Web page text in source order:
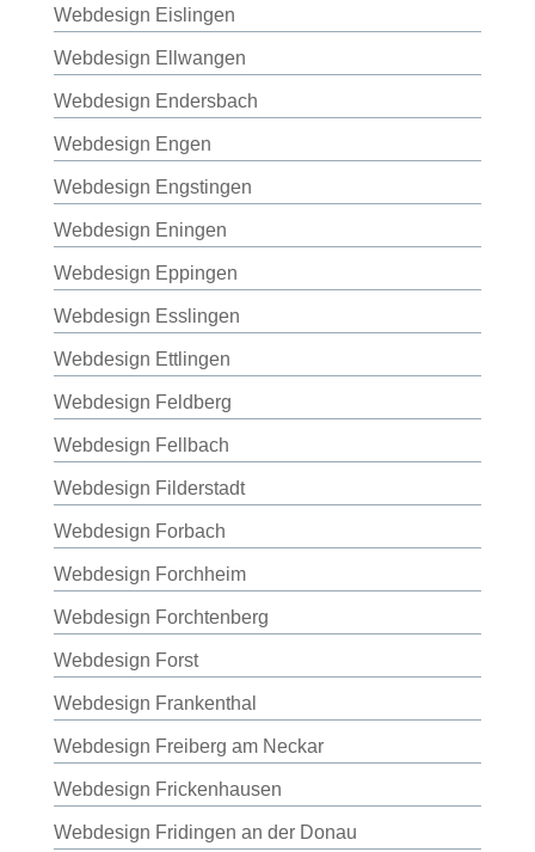
Webdesign Eislingen
Webdesign Ellwangen
Webdesign Endersbach
Webdesign Engen
Webdesign Engstingen
Webdesign Eningen
Webdesign Eppingen
Webdesign Esslingen
Webdesign Ettlingen
Webdesign Feldberg
Webdesign Fellbach
Webdesign Filderstadt
Webdesign Forbach
Webdesign Forchheim
Webdesign Forchtenberg
Webdesign Forst
Webdesign Frankenthal
Webdesign Freiberg am Neckar
Webdesign Frickenhausen
Webdesign Fridingen an der Donau